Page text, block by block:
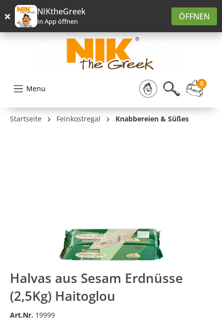
springen
× NIKtheGreek
In App öffnen ÖFFNEN
Menu
0
Startseite Feinkostregal Knabbereien & Süßes
Halvas aus Sesam Erdnüsse
(2,5Kg) Haitoglou
Art.Nr. 19999